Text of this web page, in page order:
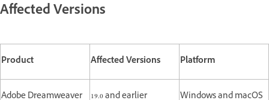
Affected Versions
Product Affected Versions Platform
Adobe Dreamweaver
19.0 and earlier
Windows and macOS